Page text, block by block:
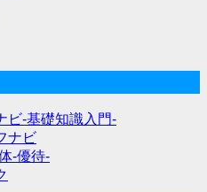
ビ-基礎知識入門-
ナビ
-優待-